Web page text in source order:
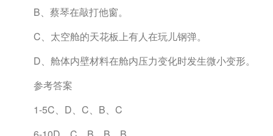
B、蔡琴在敲打他窗。
C、太空舱的天花板上有人在玩儿钢弹。
D、舱体内壁材料在舱内压力变化时发生微小变形。
参考答案
1-5C、D、C、B、C